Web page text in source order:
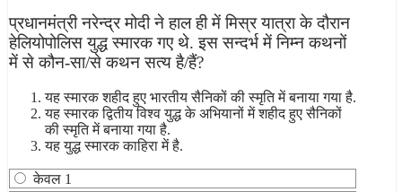
प्रधानमंत्री नरेन्‍द्र मोदी ने हाल ही में मिस्र यात्रा के दौरान
हेलियोपोलिस युद्ध स्‍मारक गए थे. इस सन्दर्भ में निम्न कथनों
में से कौन-सा/से कथन सत्य है/हैं?
यह स्मारक शहीद हुए भारतीय सैनिकों की स्‍मृति में बनाया गया है.
यह स्मारक द्वितीय विश्व युद्ध के अभियानों में शहीद हुए सैनिकों
की स्‍मृति में बनाया गया है.
यह युद्ध स्‍मारक काहिरा में है.
केवल 1